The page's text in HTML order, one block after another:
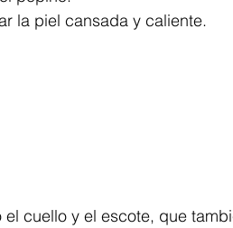
la piel cansada y caliente.
cuello y el escote, que